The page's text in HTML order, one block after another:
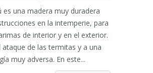
es una madera muy duradera
en la intemperie, para
de interior y en el exterior.
ataque de las termitas y a una
muy adversa. En este...